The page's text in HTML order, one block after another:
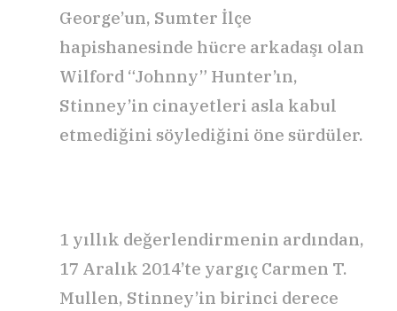
George’un, Sumter İlçe
hapishanesinde hücre arkadaşı olan
Wilford “Johnny” Hunter’ın,
Stinney’in cinayetleri asla kabul
etmediğini söylediğini öne sürdüler.
1 yıllık değerlendirmenin ardından,
17 Aralık 2014’te yargıç Carmen T.
Mullen, Stinney’in birinci derece